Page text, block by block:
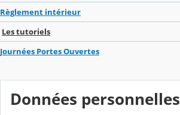
Règlement intérieur
Les tutoriels
Journées Portes Ouvertes
Données personnelles